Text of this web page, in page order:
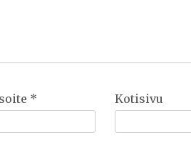
* Kotisivu